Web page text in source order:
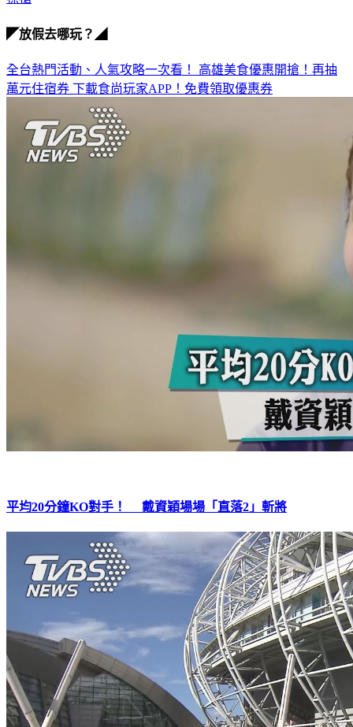
◤放假去哪玩？◢
全台熱門活動、人氣攻略一次看！ 高雄美食優惠開搶！再抽
萬元住宿券 下載食尚玩家APP！免費領取優惠券
平均20分鐘KO對手！ 戴資穎場場「直落2」斬將